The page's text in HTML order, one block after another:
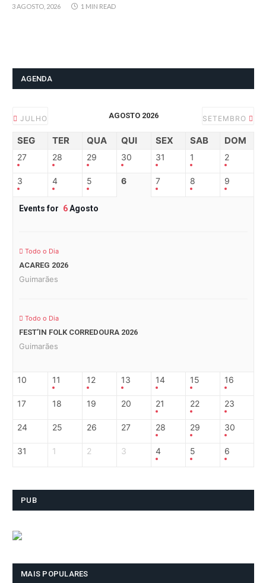
3 AGOSTO, 2026 1 MIN READ
AGENDA
JULHO AGOSTO 2026 SETEMBRO
SEG TER QUA QUI SEX SAB DOM
27 28 29 30 31 1 2
3 4 5 6 7 8 9
Events for 6Agosto
Todo o Dia
ACAREG 2026
Guimarães
Todo o Dia
FEST’IN FOLK CORREDOURA 2026
Guimarães
10 11 12 13 14 15 16
17 18 19 20 21 22 23
24 25 26 27 28 29 30
31 1 2 3 4 5 6
PUB
MAIS POPULARES